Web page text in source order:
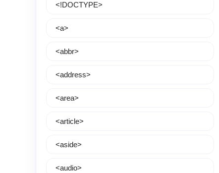
<!DOCTYPE>
<a>
<abbr>
<address>
<area>
<article>
<aside>
<audio>